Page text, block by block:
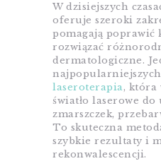
W dzisiejszych
oferuje szeroki
pomagają poprawić
rozwiązać
dermatologiczne.
laseroterapia, która
światło laserowe
zmarszczek,
To skuteczna
szybkie rezultaty i
rekonwalescencji.